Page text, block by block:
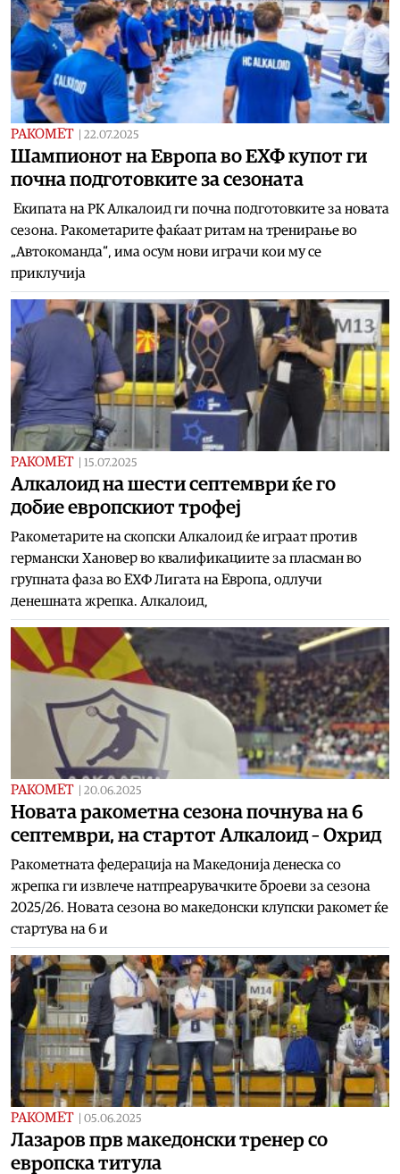
РАКОМЕТ 22.07.2025
Шампионот на Европа во ЕХФ купот ги
почна подготовките за сезоната
Екипата на РК Алкалоид ги почна подготовките за новата
сезона. Ракометарите фаќаат ритам на тренирање во
„Автокоманда“, има осум нови играчи кои му се
приклучија
РАКОМЕТ 15.07.2025
Алкалоид на шести септември ќе го
добие европскиот трофеј
Ракометарите на скопски Алкалоид ќе играат против
германски Хановер во квалификациите за пласман во
групната фаза во ЕХФ Лигата на Европа, одлучи
денешната жрепка. Алкалоид,
РАКОМЕТ 20.06.2025
Новата ракометна сезона почнува на 6
септември, на стартот Алкалоид – Охрид
Ракометната федерација на Македонија денеска со
жрепка ги извлече натпреарувачките броеви за сезона
2025/26. Новата сезона во македонски клупски ракомет ќе
стартува на 6 и
РАКОМЕТ 05.06.2025
Лазаров прв македонски тренер со
европска титула